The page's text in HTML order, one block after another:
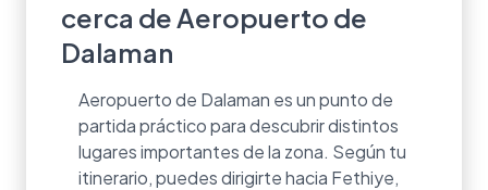
cerca de Aeropuerto de
Dalaman
Aeropuerto de Dalaman es un punto de
partida práctico para descubrir distintos
lugares importantes de la zona. Según tu
itinerario, puedes dirigirte hacia Fethiye,